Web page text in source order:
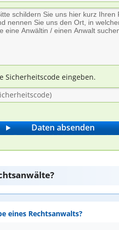
Sicherheitscode eingeben.
eines Rechtsanwalts?